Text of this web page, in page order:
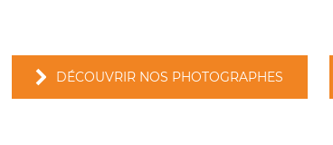
DÉCOUVRIR NOS PHOTOGRAPHES